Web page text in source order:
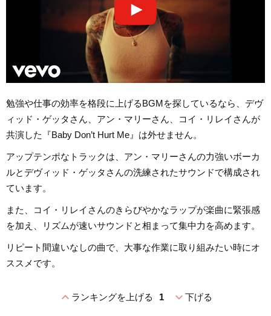
勉強や仕事の効率を格段に上げるBGMを探しているなら、デヴ
ィッド・ゲッタさん、アン・マリーさん、コイ・リレイさんが
共演した『Baby Don’t Hurt Me』は外せません。
アップテンポなトラックは、アン・マリーさんの力強いボーカ
ルとデヴィッド・ゲッタさんの洗練されたサウンドで構成され
ています。
また、コイ・リレイさんのきらびやかなラップが楽曲に緊張感
を加え、リズムが速いサウンドと相まって集中力を高めます。
リピート間違いなしの曲で、大事な作業に取り組みたい時にオ
ススメです。
expand_lessランキングを上げる 1 expand_more下げる